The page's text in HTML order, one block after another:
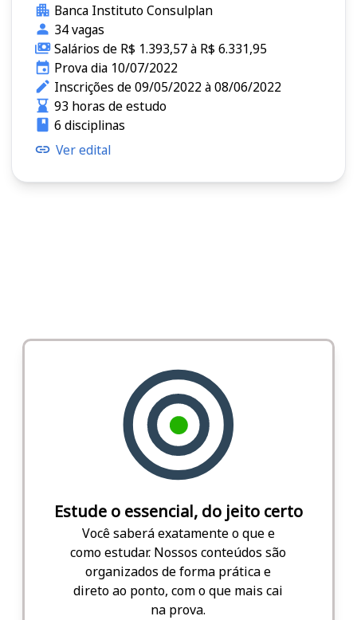
Banca Instituto Consulplan
34 vagas
Salários de R$ 1.393,57 à R$ 6.331,95
Prova dia 10/07/2022
Inscrições de 09/05/2022 à 08/06/2022
93 horas de estudo
6 disciplinas
Ver edital
Estude o essencial, do jeito certo
Você saberá exatamente o que e
como estudar. Nossos conteúdos são
organizados de forma prática e
direto ao ponto, com o que mais cai
na prova.